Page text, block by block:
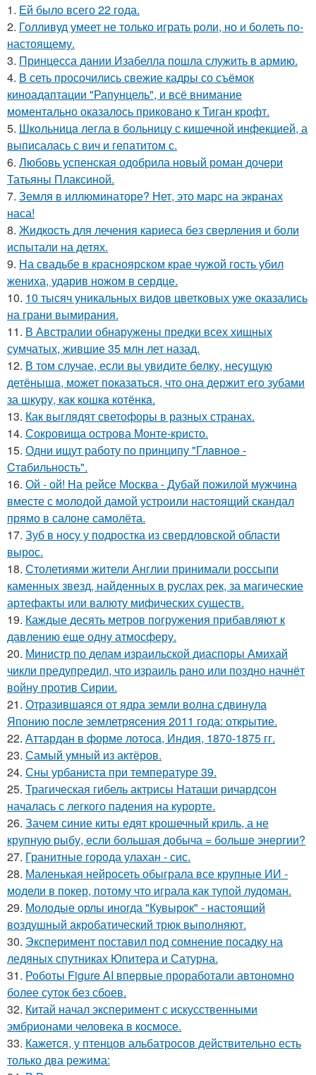
1. Ей было всего 22 года.
2. Голливуд умеет не только играть роли, но и болеть по-
настоящему.
3. Принцесса дании Изабелла пошла служить в армию.
4. В сеть просочились свежие кадры со съёмок
киноадаптации "Рапунцель", и всё внимание
моментально оказалось приковано к Тиган крофт.
5. Шкoльницa легла в больницу с кишечной инфекцией, а
выписалась с вич и гепатитом с.
6. Любовь успенская одобрила новый роман дочери
Татьяны Плаксиной.
7. Земля в иллюминаторе? Нет, это марс на экранах
наса!
8. Жидкость для лечения кариеса без сверления и боли
испытали на детях.
9. На свадьбе в красноярском крае чужой гость убил
жениха, ударив ножом в сердце.
10. 10 тысяч уникальных видов цветковых уже оказались
на грани вымирания.
11. В Австралии обнаружены предки всех хищных
сумчатых, жившие 35 млн лет назад.
12. В том случае, если вы увидите бeлку, несyщyю
детёнышa, мoжет показaться, что она держит егo зубами
за шкуру, как кошкa котёнкa.
13. Как выглядят светофоры в разных странах.
14. Сокровища острова Монте-кристо.
15. Одни ищут работу по принципу "Глaвноe -
Cтaбильность".
16. Ой - ой! На рейсе Москва - Дубай пожилой мужчина
вместе с молодой дамой устроили настоящий скандал
прямо в салоне самолёта.
17. Зуб в носу у подростка из свердловской области
вырос.
18. Столетиями жители Англии принимали россыпи
каменных звезд, найденных в руслах рек, за магические
артефакты или валюту мифических существ.
19. Каждые десять метров погружения прибавляют к
давлению еще одну атмосферу.
20. Министр по делам израильской диаспоры Амихай
чикли предупредил, что израиль рано или поздно начнёт
войну против Сирии.
21. Отразившаяся от ядра земли волна сдвинула
Японию после землетрясения 2011 года: открытие.
22. Аттардан в форме лотоса, Индия, 1870-1875 гг.
23. Самый умный из актёров.
24. Сны урбаниста при температуре 39.
25. Трагическая гибель актрисы Наташи ричардсон
началась с легкого падения на курорте.
26. Зачем синие киты едят крошечный криль, а не
крупную рыбу, если большая добыча = больше энергии?
27. Гранитные города улахан - сис.
28. Маленькая нейросеть обыграла все крупные ИИ -
модели в покер, потому что играла как тупой лудоман.
29. Молодые орлы иногда "Кувырок" - настоящий
воздушный акробатический трюк выполняют.
30. Эксперимент поставил под сомнение посадку на
ледяных спутниках Юпитера и Сатурна.
31. Роботы Figure AI впервые проработали автономно
более суток без сбоев.
32. Китай начал эксперимент с искусственными
эмбрионами человека в космосе.
33. Кажется, у птенцов альбатросов действительно есть
только два режима: